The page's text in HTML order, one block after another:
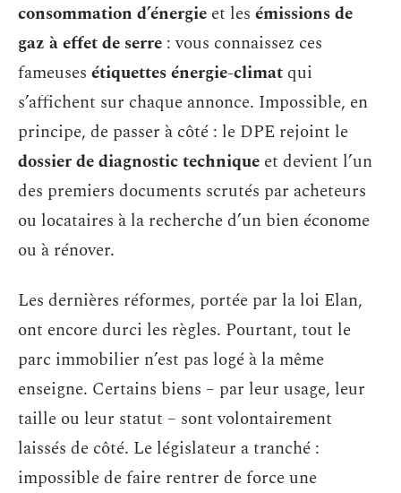
consommation d’énergie et les émissions de
gaz à effet de serre : vous connaissez ces
fameuses étiquettes énergie-climat qui
s’affichent sur chaque annonce. Impossible, en
principe, de passer à côté : le DPE rejoint le
dossier de diagnostic technique et devient l’un
des premiers documents scrutés par acheteurs
ou locataires à la recherche d’un bien économe
ou à rénover.
Les dernières réformes, portée par la loi Elan,
ont encore durci les règles. Pourtant, tout le
parc immobilier n’est pas logé à la même
enseigne. Certains biens – par leur usage, leur
taille ou leur statut – sont volontairement
laissés de côté. Le législateur a tranché :
impossible de faire rentrer de force une